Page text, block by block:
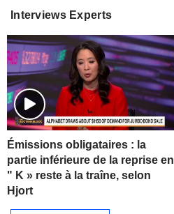
Interviews Experts
Émissions obligataires : la
partie inférieure de la reprise en
" K » reste à la traîne, selon
Hjort